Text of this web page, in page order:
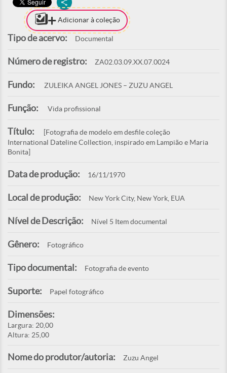
Adicionar à coleção
Tipo de acervo: Documental
Número de registro: ZA02.03.09.XX.07.0024
Fundo: ZULEIKA ANGEL JONES – ZUZU ANGEL
Função: Vida profissional
Título:
[Fotografia de modelo em desfile coleção
International Dateline Collection, inspirado em Lampião e Maria
Bonita]
Data de produção: 16/11/1970
Local de produção: New York City, New York, EUA
Nível de Descrição: Nível 5 Item documental
Gênero: Fotográfico
Tipo documental: Fotografia de evento
Suporte: Papel fotográfico
Dimensões:
Largura: 20,00
Altura: 25,00
Nome do produtor/autoria: Zuzu Angel